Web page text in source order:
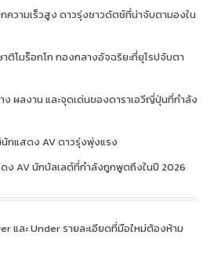
ความเร็วสูง ดาวรุ่งชาวดัตช์ที่น่าจับตามองใน
ติโมร็อกโก กองกลางอัจฉริยะที่ยุโรปจับตา
ง ผลงาน และจุดเด่นของดาราเอวีญี่ปุ่นที่กำลัง
นักแสดง AV ดาวรุ่งพุ่งแรง
ดง AV นักบัลเลต์ที่กำลังถูกพูดถึงในปี 2026
และ Under รายละเอียดที่มือใหม่ต้องห้าม